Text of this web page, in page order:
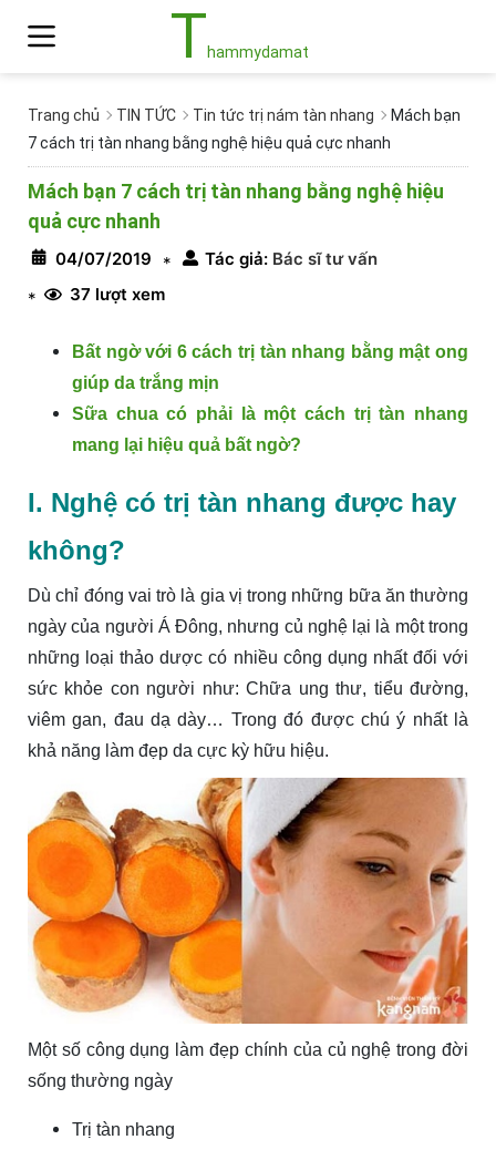
Thammydamat
Trang chủ TIN TỨC Tin tức trị nám tàn nhang
Mách bạn
7 cách trị tàn nhang bằng nghệ hiệu quả cực nhanh
Mách bạn 7 cách trị tàn nhang bằng nghệ hiệu
quả cực nhanh
04/07/2019 * Tác giả: Bác sĩ tư vấn
*
37 lượt xem
Bất ngờ với 6 cách trị tàn nhang bằng mật ong
giúp da trắng mịn
Sữa chua có phải là một cách trị tàn nhang
mang lại hiệu quả bất ngờ?
I. Nghệ có trị tàn nhang được hay
không?
Dù chỉ đóng vai trò là gia vị trong những bữa ăn thường
ngày của người Á Đông, nhưng củ nghệ lại là một trong
những loại thảo dược có nhiều công dụng nhất đối với
sức khỏe con người như: Chữa ung thư, tiểu đường,
viêm gan, đau dạ dày… Trong đó được chú ý nhất là
khả năng làm đẹp da cực kỳ hữu hiệu.
Một số công dụng làm đẹp chính của củ nghệ trong đời
sống thường ngày
Trị tàn nhang